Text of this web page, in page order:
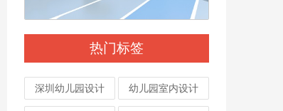
热门标签
深圳幼儿园设计 幼儿园室内设计